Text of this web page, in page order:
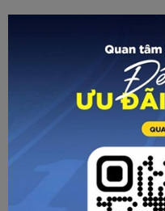
CÁC BÀI VIẾT KHÁC